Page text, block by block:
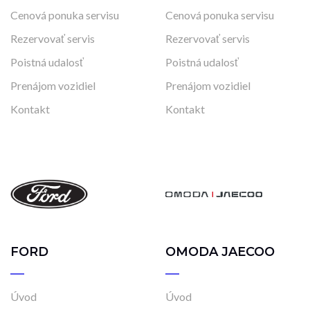
Cenová ponuka servisu
Rezervovať servis
Poistná udalosť
Prenájom vozidiel
Kontakt
Cenová ponuka servisu
Rezervovať servis
Poistná udalosť
Prenájom vozidiel
Kontakt
FORD
Úvod
OMODA JAECOO
Úvod